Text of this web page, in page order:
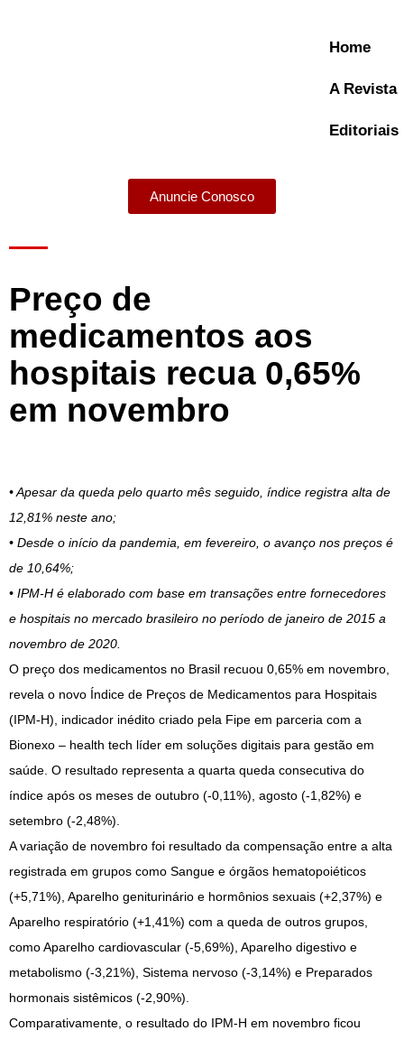
Home
A Revista
Editoriais
Anuncie Conosco
Preço de
medicamentos aos
hospitais recua 0,65%
em novembro
• Apesar da queda pelo quarto mês seguido, índice registra alta de
12,81% neste ano;
• Desde o início da pandemia, em fevereiro, o avanço nos preços é
de 10,64%;
• IPM-H é elaborado com base em transações entre fornecedores
e hospitais no mercado brasileiro no período de janeiro de 2015 a
novembro de 2020.
O preço dos medicamentos no Brasil recuou 0,65% em novembro,
revela o novo Índice de Preços de Medicamentos para Hospitais
(IPM-H), indicador inédito criado pela Fipe em parceria com a
Bionexo – health tech líder em soluções digitais para gestão em
saúde. O resultado representa a quarta queda consecutiva do
índice após os meses de outubro (-0,11%), agosto (-1,82%) e
setembro (-2,48%).
A variação de novembro foi resultado da compensação entre a alta
registrada em grupos como Sangue e órgãos hematopoiéticos
(+5,71%), Aparelho geniturinário e hormônios sexuais (+2,37%) e
Aparelho respiratório (+1,41%) com a queda de outros grupos,
como Aparelho cardiovascular (-5,69%), Aparelho digestivo e
metabolismo (-3,21%), Sistema nervoso (-3,14%) e Preparados
hormonais sistêmicos (-2,90%).
Comparativamente, o resultado do IPM-H em novembro ficou